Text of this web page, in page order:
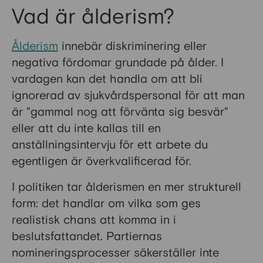
Vad är ålderism?
Ålderism innebär diskriminering eller
negativa fördomar grundade på ålder. I
vardagen kan det handla om att bli
ignorerad av sjukvårdspersonal för att man
är "gammal nog att förvänta sig besvär"
eller att du inte kallas till en
anställningsintervju för ett arbete du
egentligen är överkvalificerad för.
I politiken tar ålderismen en mer strukturell
form: det handlar om vilka som ges
realistisk chans att komma in i
beslutsfattandet. Partiernas
nomineringsprocesser säkerställer inte